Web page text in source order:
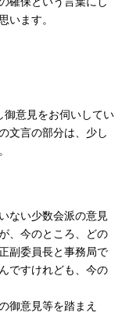
います。
意見をお伺いしてい
文言の部分は、少し
ない少数会派の意見
、今のところ、どの
副委員長と事務局で
ですけれども、今の
御意見等を踏まえ